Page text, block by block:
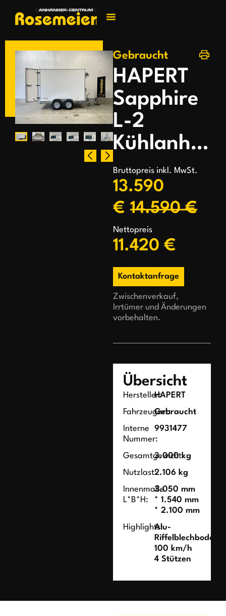
Gebraucht
HAPERT
Sapphire
L-2
Kühlanhänger
Bruttopreis inkl. MwSt.
13.590
€ 14.590 €
Nettopreis
11.420 €
Kontaktanfrage
Zwischenverkauf,
Irrtümer und Änderungen
vorbehalten.
Übersicht
Hersteller:HAPERT
Fahrzeugart:Gebraucht
Interne
Nummer:
9931477
Gesamtgewicht:
3.000 kg
Nutzlast:2.106 kg
Innenmaße
L*B*H:
3.050 mm
* 1.540 mm
* 2.100 mm
Highlights:Alu-
Riffelblechboden
100 km/h
4 Stützen